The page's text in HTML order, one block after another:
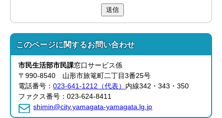
送信
このページに関するお問い合わせ
市民生活部市民課窓口サービス係
〒990-8540 山形市旅篭町二丁目3番25号
電話番号：023-641-1212（代表） 内線342・343・350
ファクス番号：023-624-8411
shimin@city.yamagata-yamagata.lg.jp